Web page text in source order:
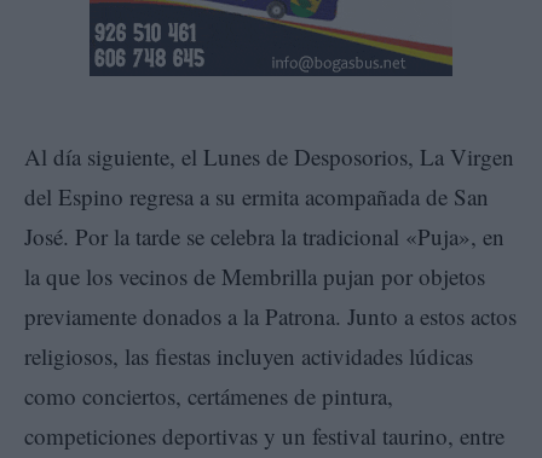
Al día siguiente, el Lunes de Desposorios, La Virgen
del Espino regresa a su ermita acompañada de San
José. Por la tarde se celebra la tradicional «Puja», en
la que los vecinos de Membrilla pujan por objetos
previamente donados a la Patrona. Junto a estos actos
religiosos, las fiestas incluyen actividades lúdicas
como conciertos, certámenes de pintura,
competiciones deportivas y un festival taurino, entre